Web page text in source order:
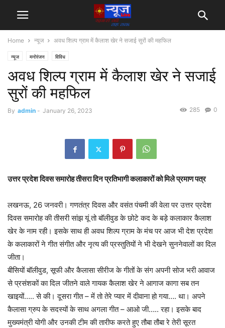
Home न्यूज अवध शिल्प ग्राम में कैलाश खेर ने सजाई सुरों की महफिल
न्यूज मनोरंजन विविध
अवध शिल्प ग्राम में कैलाश खेर ने सजाई
सुरों की महफिल
By admin - January 26, 2023 0
285
उत्तर प्रदेश दिवस समारोह तीसरा दिन प्रतिभागी कलाकारों को मिले प्रमाण पत्र
लखनऊ, 26 जनवरी। गणतंत्र दिवस और वसंत पंचमी की वेला पर उत्तर प्रदेश
दिवस समारोह की तीसरी सांझ यूं तो बॉलीवुड के छोटे कद के बड़े कलाकार कैलाश
खेर के नाम रही। इसके साथ ही अवध शिल्प ग्राम के मंच पर आज भी देश प्रदेश
के कलाकारों ने गीत संगीत और नृत्य की प्रस्तुतियों ने भी देखने सुननेवालों का दिल
जीता।
बीसियों बॉलीवुड, सूफी और कैलासा सीरीज के गीतों के संग अपनी सोज भरी आवाज
से प्रसंशकों का दिल जीतने वाले गायक कैलाश खेर ने आगाज कागा सब तन
खाइयों….. से की। दूसरा गीत – में तो तेरे प्यार में दीवाना हो गया…. था। अपने
कैलासा ग्रुप के सदस्यों के साथ अगला गीत – आओ जी….. रहा। इसके बाद
मुख्यमंत्री योगी और उनकी टीम की तारीफ करते हुए तौबा तौबा रे तेरी सूरत